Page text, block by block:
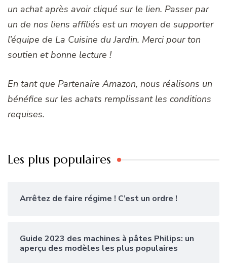
un achat après avoir cliqué sur le lien. Passer par
un de nos liens affiliés est un moyen de supporter
l’équipe de La Cuisine du Jardin. Merci pour ton
soutien et bonne lecture !
En tant que Partenaire Amazon, nous réalisons un
bénéfice sur les achats remplissant les conditions
requises.
Les plus populaires
Arrêtez de faire régime ! C’est un ordre !
Guide 2023 des machines à pâtes Philips: un
aperçu des modèles les plus populaires